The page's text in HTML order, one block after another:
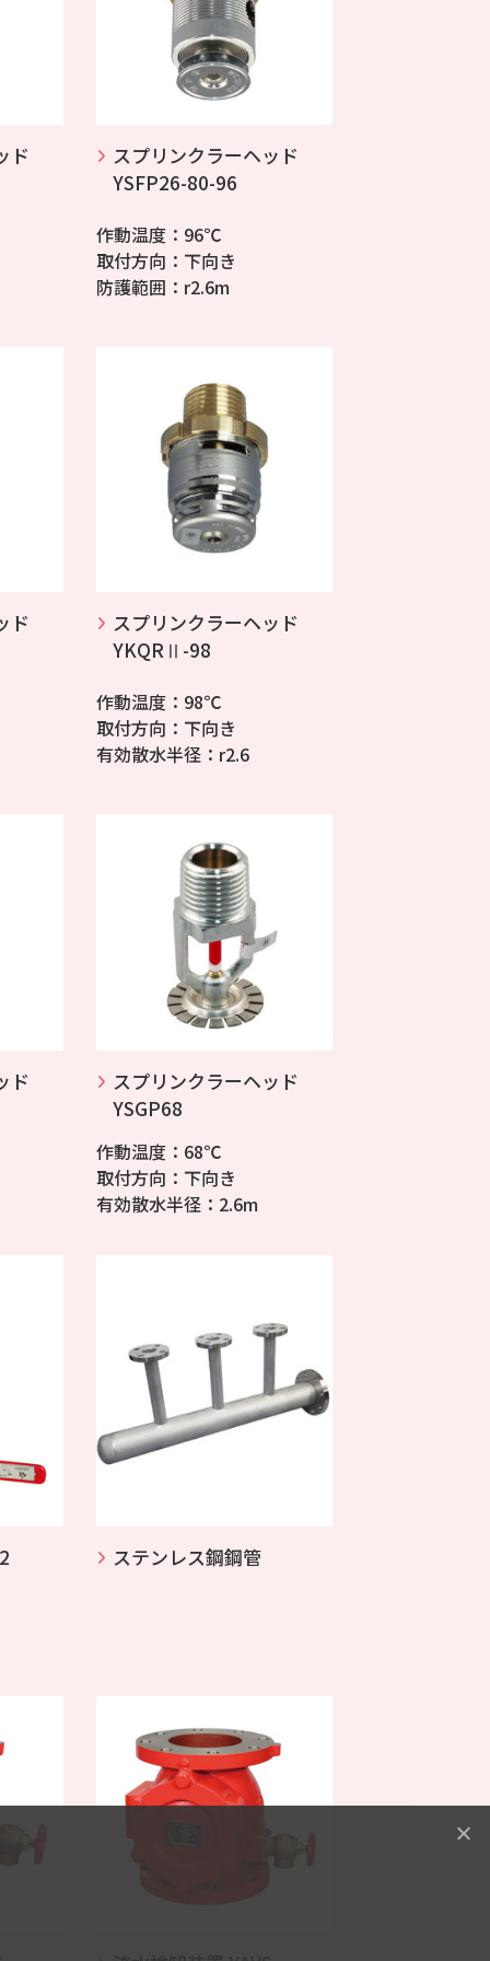
ド
スプリンクラーヘッド
YSFP26-80-96
作動温度：96℃
取付方向：下向き
防護範囲：r2.6m
ド
スプリンクラーヘッド
YKQRⅡ-98
作動温度：98℃
取付方向：下向き
有効散水半径：r2.6
ド
スプリンクラーヘッド
YSGP68
作動温度：68℃
取付方向：下向き
有効散水半径：2.6m
ステンレス鋼鋼管